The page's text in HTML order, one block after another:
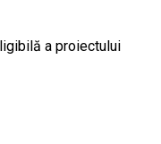
a proiectului